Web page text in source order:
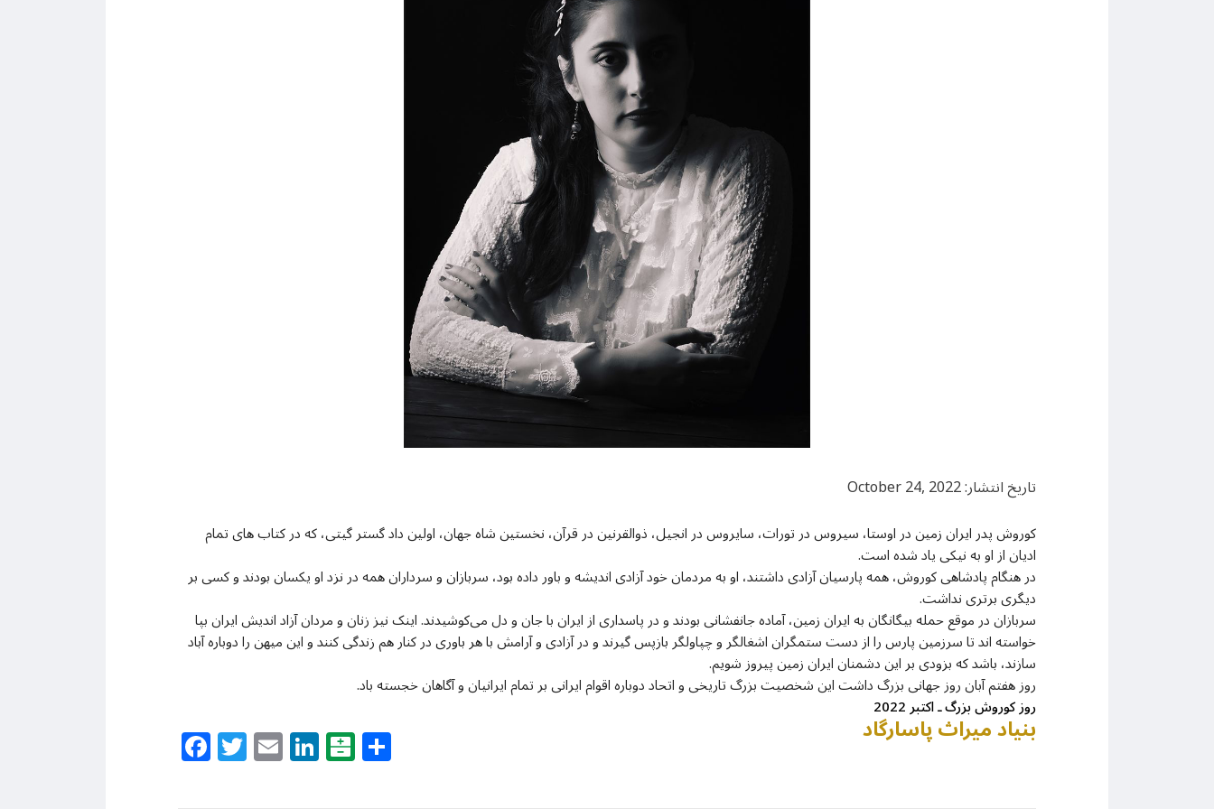
تاریخ انتشار: October 24, 2022
کوروش پدر ایران زمین در اوستا، سیروس در تورات، سایروس در انجیل، ذوالقرنین در قرآن، نخستین شاه جهان، اولین داد گستر گیتی، که در کتاب های تمام
ادیان از او به نیکی یاد شده است.
در هنگام پادشاهی کوروش، همه پارسیان آزادی داشتند، او به مردمان خود آزادی اندیشه و باور داده بود، سربازان و سرداران همه در نزد او یکسان بودند و کسی بر
دیگری برتری نداشت.
سربازان در موقع حمله بیگانگان به ایران زمین، آماده جانفشانی بودند و در پاسداری از ایران با جان و دل می‌کوشیدند. اینک نیز زنان و مردان آزاد اندیش ایران بپا
خواسته اند تا سرزمین پارس را از دست ستمگران اشغالگر و چپاولگر بازپس گیرند و در آزادی و آرامش با هر باوری در کنار هم زندگی کنند و این میهن را دوباره آباد
سازند، باشد که بزودی بر این دشمنان ایران زمین پیروز شویم.
روز هفتم آبان روز جهانی بزرگ داشت این شخصیت بزرگ تاریخی و اتحاد دوباره اقوام ایرانی بر تمام ایرانیان و آگاهان خجسته باد.
روز کوروش بزرگ ـ اکتبر 2022
Facebook
Twitter
EmailLinkedIn
Balatarin بنیاد میراث پاسارگاد